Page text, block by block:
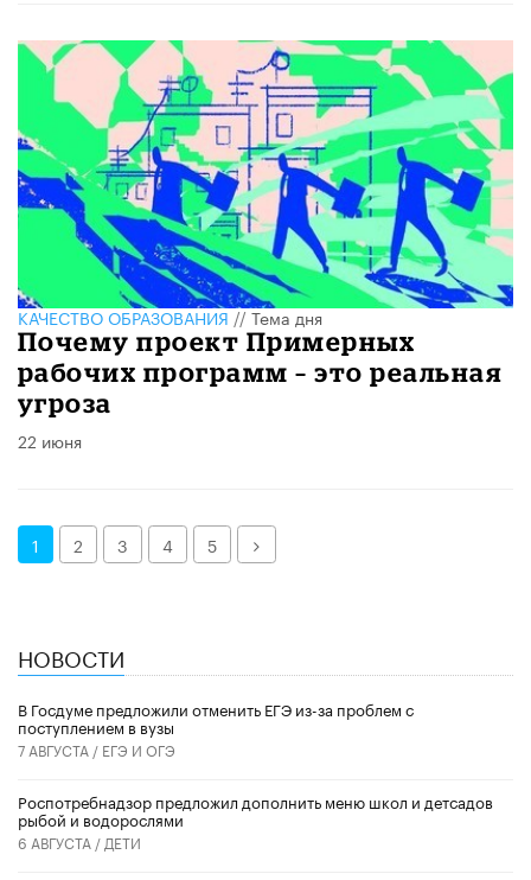
КАЧЕСТВО ОБРАЗОВАНИЯ//Тема дня
Почему проект Примерных
рабочих программ – это реальная
угроза
22 июня
1 2 3 4 5 Далее
НОВОСТИ
В Госдуме предложили отменить ЕГЭ из-за проблем с
поступлением в вузы
7 АВГУСТА / ЕГЭ И ОГЭ
Роспотребнадзор предложил дополнить меню школ и детсадов
рыбой и водорослями
6 АВГУСТА / ДЕТИ